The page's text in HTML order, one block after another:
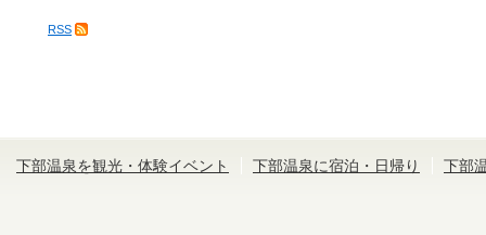
RSS
下部温泉を観光・体験イベント 下部温泉に宿泊・日帰り 下部